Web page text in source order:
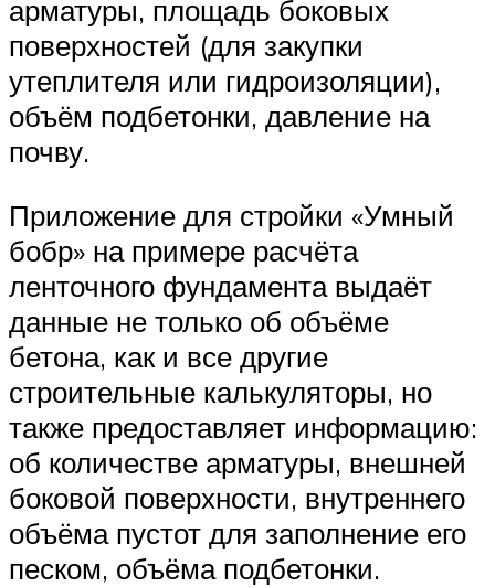
арматуры, площадь боковых
поверхностей (для закупки
утеплителя или гидроизоляции),
объём подбетонки, давление на
почву.
Приложение для стройки «Умный
бобр» на примере расчёта
ленточного фундамента выдаёт
данные не только об объёме
бетона, как и все другие
строительные калькуляторы, но
также предоставляет информацию:
об количестве арматуры, внешней
боковой поверхности, внутреннего
объёма пустот для заполнение его
песком, объёма подбетонки.